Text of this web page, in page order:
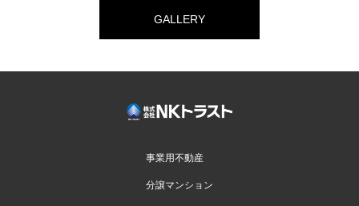
GALLERY
事業用不動産
分譲マンション